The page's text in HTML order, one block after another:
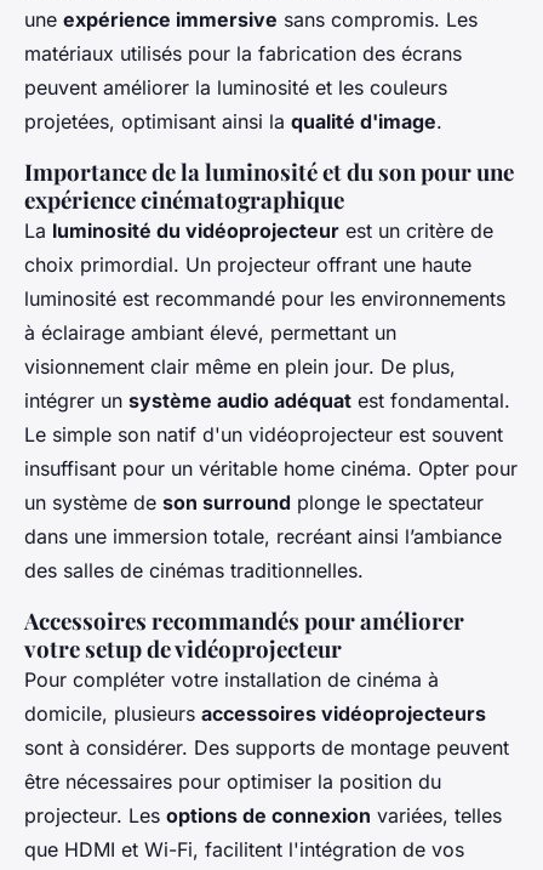
une expérience immersive sans compromis. Les
matériaux utilisés pour la fabrication des écrans
peuvent améliorer la luminosité et les couleurs
projetées, optimisant ainsi la qualité d'image.
Importance de la luminosité et du son pour une
expérience cinématographique
La luminosité du vidéoprojecteur est un critère de
choix primordial. Un projecteur offrant une haute
luminosité est recommandé pour les environnements
à éclairage ambiant élevé, permettant un
visionnement clair même en plein jour. De plus,
intégrer un système audio adéquat est fondamental.
Le simple son natif d'un vidéoprojecteur est souvent
insuffisant pour un véritable home cinéma. Opter pour
un système de son surround plonge le spectateur
dans une immersion totale, recréant ainsi l’ambiance
des salles de cinémas traditionnelles.
Accessoires recommandés pour améliorer
votre setup de vidéoprojecteur
Pour compléter votre installation de cinéma à
domicile, plusieurs accessoires vidéoprojecteurs
sont à considérer. Des supports de montage peuvent
être nécessaires pour optimiser la position du
projecteur. Les options de connexion variées, telles
que HDMI et Wi-Fi, facilitent l'intégration de vos